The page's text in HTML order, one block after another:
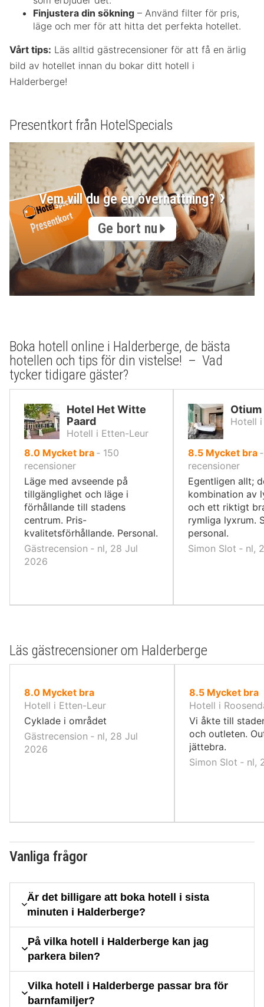
Finjustera din sökning – Använd filter för pris,
läge och mer för att hitta det perfekta hotellet.
Vårt tips: Läs alltid gästrecensioner för att få en ärlig
bild av hotellet innan du bokar ditt hotell i
Halderberge!
Presentkort från HotelSpecials
Vem vill du ge en övernattning?
Ge bort nu
Boka hotell online i Halderberge, de bästa
hotellen och tips för din vistelse! – Vad
tycker tidigare gäster?
Hotel Het Witte
Paard
Hotell i Etten-Leur
8.0av
10,
Mycket bra ‐ 150
recensioner
Läge med avseende på
tillgänglighet och läge i
förhållande till stadens
centrum. Pris-
kvalitetsförhållande. Personal.
Gästrecension ‐ nl, 28 Jul
2026
Otium
Hotell i
8.5av
10,
Mycket bra
recensioner
Egentligen allt;
kombination av
och ett riktigt
rymliga lyxrum.
personal.
Simon Slot ‐ nl,
Läs gästrecensioner om Halderberge
8.0av
10,
Mycket bra
Hotell i Etten-Leur
Cyklade i området
Gästrecension ‐ nl, 28 Jul
2026
8.5av
10,
Mycket bra
Hotell i
Vi åkte till
och outleten.
jättebra.
Simon Slot ‐ nl,
Vanliga frågor
Är det billigare att boka hotell i sista
minuten i Halderberge?
På vilka hotell i Halderberge kan jag
parkera bilen?
Vilka hotell i Halderberge passar bra för
barnfamiljer?